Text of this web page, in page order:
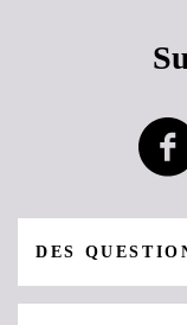
DES